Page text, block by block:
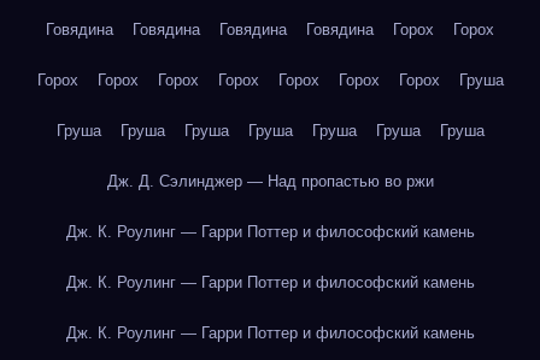
Говядина Говядина Говядина Говядина Горох Горох
Горох Горох Горох Горох Горох Горох Горох Груша
Груша Груша Груша Груша Груша Груша Груша
Дж. Д. Сэлинджер — Над пропастью во ржи
Дж. К. Роулинг — Гарри Поттер и философский камень
Дж. К. Роулинг — Гарри Поттер и философский камень
Дж. К. Роулинг — Гарри Поттер и философский камень